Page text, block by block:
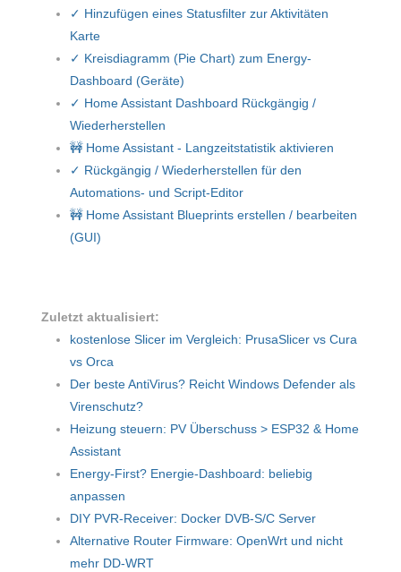
✓ Hinzufügen eines Statusfilter zur Aktivitäten
Karte
✓ Kreisdiagramm (Pie Chart) zum Energy-
Dashboard (Geräte)
✓ Home Assistant Dashboard Rückgängig /
Wiederherstellen
🚧 Home Assistant - Langzeitstatistik aktivieren
✓ Rückgängig / Wiederherstellen für den
Automations- und Script-Editor
🚧 Home Assistant Blueprints erstellen / bearbeiten
(GUI)
Zuletzt aktualisiert:
kostenlose Slicer im Vergleich: PrusaSlicer vs Cura
vs Orca
Der beste AntiVirus? Reicht Windows Defender als
Virenschutz?
Heizung steuern: PV Überschuss > ESP32 & Home
Assistant
Energy-First? Energie-Dashboard: beliebig
anpassen
DIY PVR-Receiver: Docker DVB-S/C Server
Alternative Router Firmware: OpenWrt und nicht
mehr DD-WRT